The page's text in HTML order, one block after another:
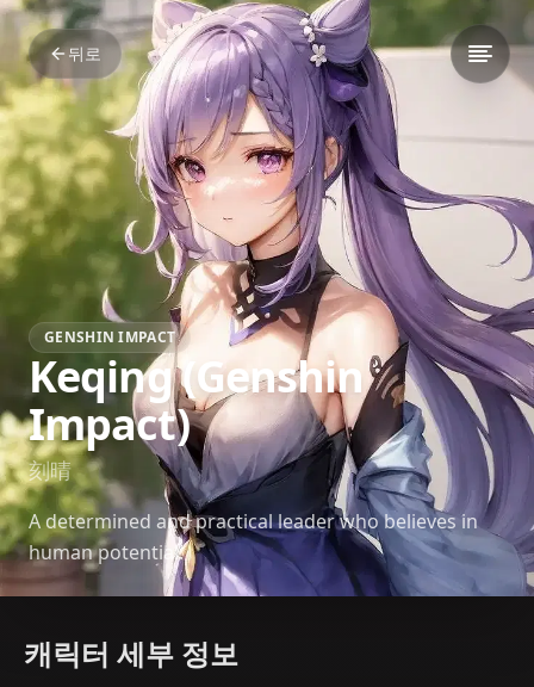
뒤로
GENSHIN IMPACT
Keqing (Genshin
Impact)
刻晴
A determined and practical leader who believes in
human potential.
캐릭터 세부 정보